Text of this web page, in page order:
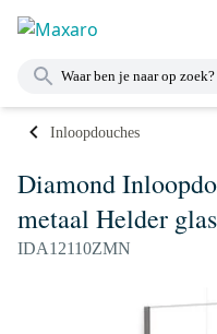
Inloopdouches
Diamond
metaal Helder
IDA12110ZMN